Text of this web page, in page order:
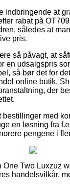
indbringende at
rabat på
således at
pris.
så påvagt, at
en udsalgspris
så bør det for
online butik.
der
med
en løsning fra
pengene i
One Two Luxzuz
handelsvilkår,